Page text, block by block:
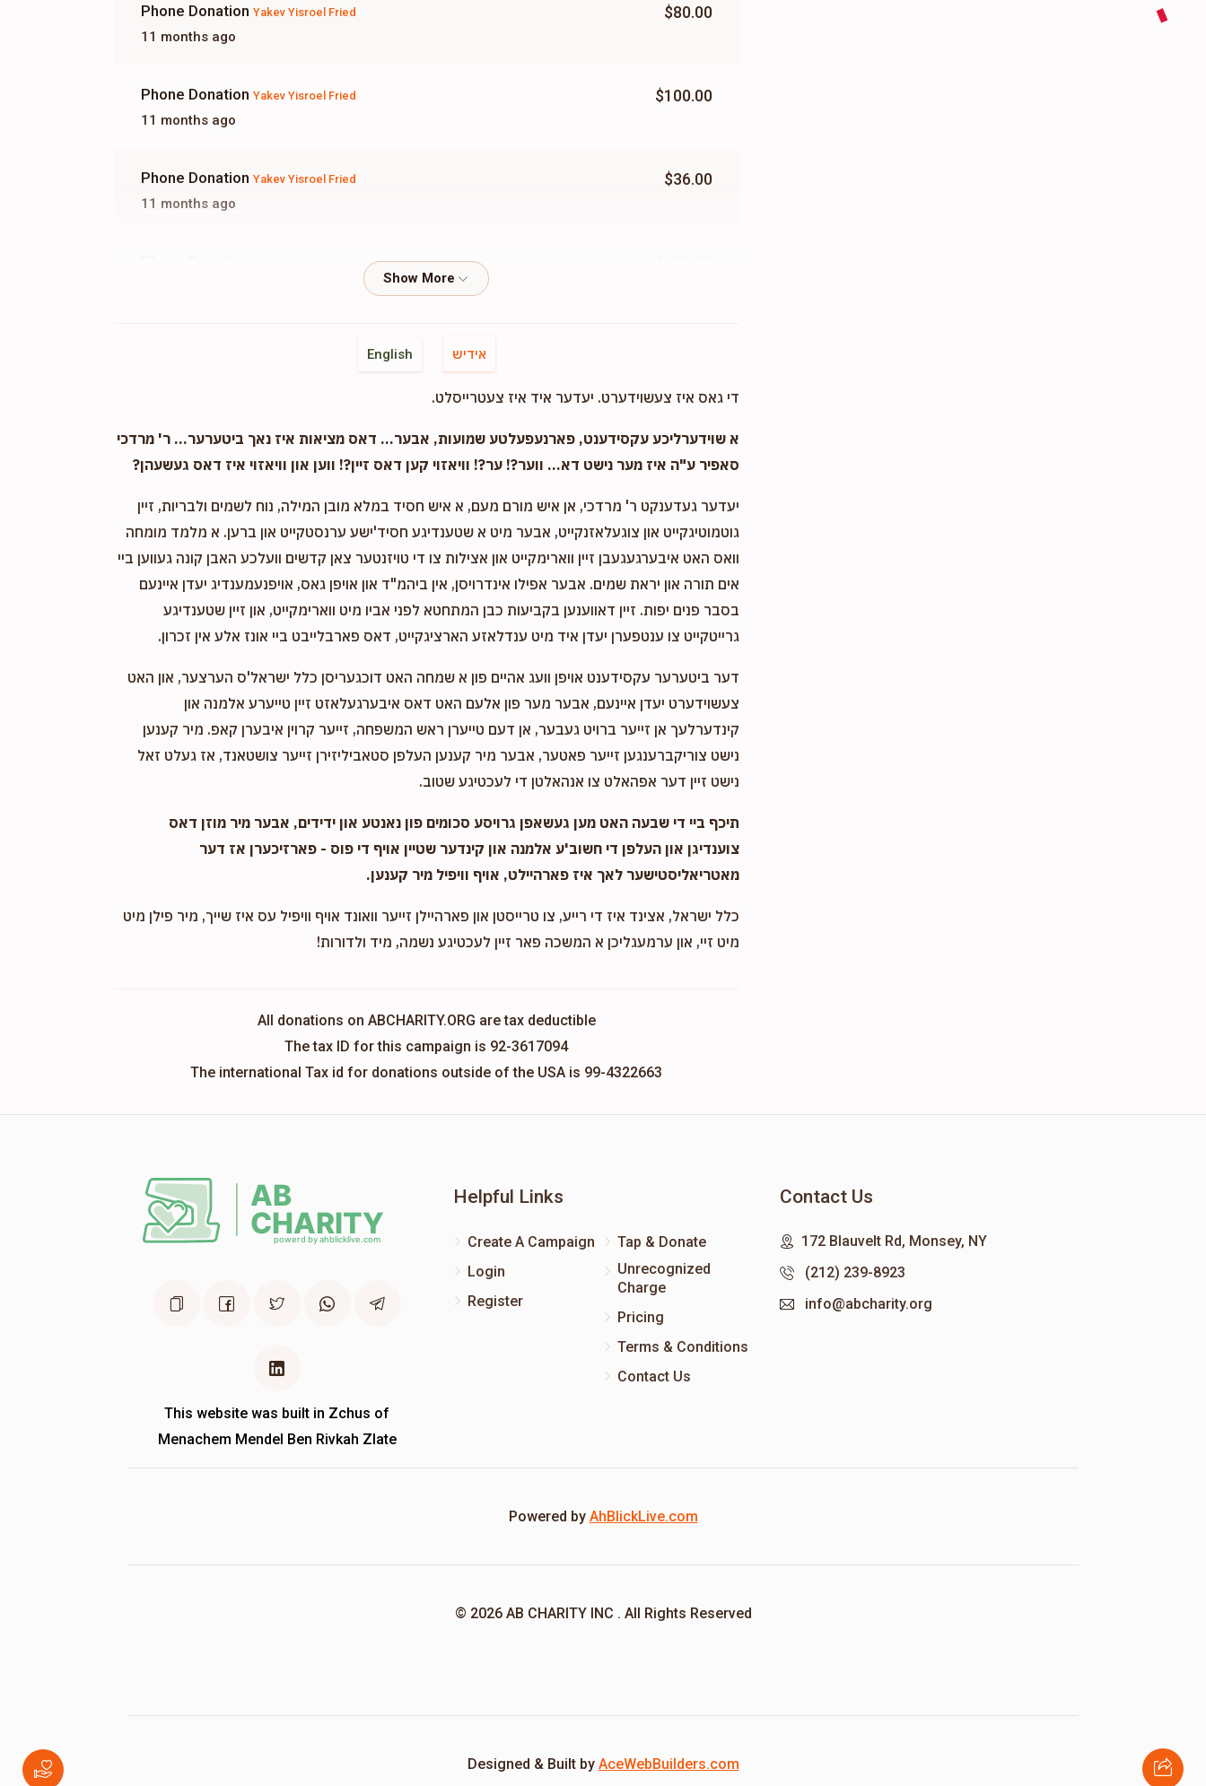
Phone Donation Yakev Yisroel Fried
11 months ago
$80.00
Phone Donation Yakev Yisroel Fried
11 months ago
$100.00
Phone Donation Yakev Yisroel Fried
11 months ago
$36.00
English אידיש
די גאס איז צעשוידערט. יעדער איד איז צעטרייסלט.
א שוידערליכע עקסידענט, פארנעפעלטע שמועות, אבער... דאס מציאות איז נאך ביטערער... ר' מרדכי
סאפיר ע"ה איז מער נישט דא... ווער?! ער?! וויאזוי קען דאס זיין?! ווען און וויאזוי איז דאס געשעהן?
יעדער געדענקט ר' מרדכי, אן איש מורם מעם, א איש חסיד במלא מובן המילה, נוח לשמים ולבריות, זיין
גוטמוטיגקייט און צוגעלאזנקייט, אבער מיט א שטענדיגע חסיד'ישע ערנסטקייט און ברען. א מלמד מומחה
וואס האט איבערגעגעבן זיין ווארימקייט און אצילות צו די טויזנטער צאן קדשים וועלכע האבן קונה געווען ביי
אים תורה און יראת שמים. אבער אפילו אינדרויסן, אין ביהמ"ד און אויפן גאס, אויפנעמענדיג יעדן איינעם
בסבר פנים יפות. זיין דאווענען בקביעות כבן המתחטא לפני אביו מיט ווארימקייט, און זיין שטענדיגע
גרייטקייט צו ענטפערן יעדן איד מיט ענדלאזע הארציגקייט, דאס פארבלייבט ביי אונז אלע אין זכרון.
דער ביטערער עקסידענט אויפן וועג אהיים פון א שמחה האט דוכגעריסן כלל ישראל'ס הערצער, און האט
צעשוידערט יעדן איינעם, אבער מער פון אלעם האט דאס איבערגעלאזט זיין טייערע אלמנה און
קינדערלעך אן זייער ברויט געבער, אן דעם טייערן ראש המשפחה, זייער קרוין איבערן קאפ. מיר קענען
נישט צוריקברענגען זייער פאטער, אבער מיר קענען העלפן סטאביליזירן זייער צושטאנד, אז געלט זאל
נישט זיין דער אפהאלט צו אנהאלטן די לעכטיגע שטוב.
תיכף ביי די שבעה האט מען געשאפן גרויסע סכומים פון נאנטע און ידידים, אבער מיר מוזן דאס
צוענדיגן און העלפן די חשוב'ע אלמנה און קינדער שטיין אויף די פוס - פארזיכערן אז דער
מאטריאליסטישער לאך איז פארהיילט, אויף וויפיל מיר קענען.
כלל ישראל, אצינד איז די רייע, צו טרייסטן און פארהיילן זייער וואונד אויף וויפיל עס איז שייך, מיר פילן מיט
מיט זיי, און ערמעגליכן א המשכה פאר זיין לעכטיגע נשמה, מיד ולדורות!
All donations on ABCHARITY.ORG are tax deductible
The tax ID for this campaign is 92-3617094
The international Tax id for donations outside of the USA is 99-4322663
This website was built in Zchus of
Menachem Mendel Ben Rivkah Zlate
Helpful Links
Create A Campaign
Login
Register
Tap & Donate
Unrecognized
Charge
Pricing
Terms & Conditions
Contact Us
Contact Us
172 Blauvelt Rd, Monsey, NY
(212) 239-8923
info@abcharity.org
Powered by AhBlickLive.com
© 2026 AB CHARITY INC . All Rights Reserved
Designed & Built by AceWebBuilders.com